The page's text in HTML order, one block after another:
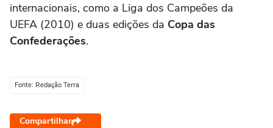
internacionais, como a Liga dos Campeões da
UEFA (2010) e duas edições da Copa das
Confederações.
Fonte: Redação Terra
Compartilhar